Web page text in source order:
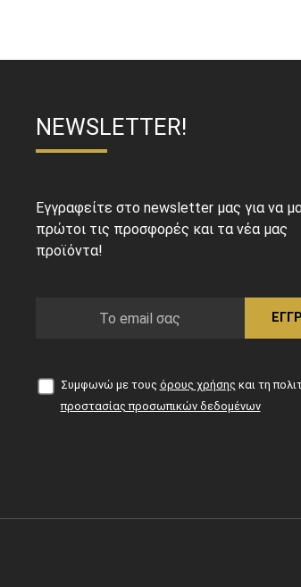
NEWSLETTER!
Εγγραφείτε στο newsletter μας για να
πρώτοι τις προσφορές και τα νέα μας
προϊόντα!
Συμφωνώ με τους όρους χρήσης και τη
προστασίας προσωπικών δεδομένων